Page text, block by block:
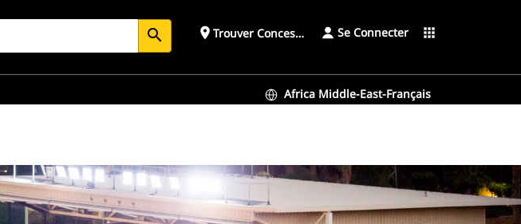
search place Trouver ConcessionnaireSe Connecter apps
Africa Middle-East-Français